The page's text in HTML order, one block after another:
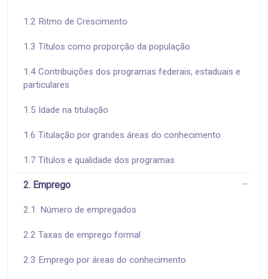
1.2 Ritmo de Crescimento
1.3 Títulos como proporção da população
1.4 Contribuições dos programas federais, estaduais e
particulares
1.5 Idade na titulação
1.6 Titulação por grandes áreas do conhecimento
1.7 Títulos e qualidade dos programas
2. Emprego
2.1. Número de empregados
2.2 Taxas de emprego formal
2.3 Emprego por áreas do conhecimento